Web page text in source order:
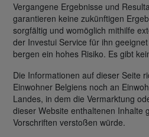
Vergangene Ergebnisse und
garantieren keine zukünftigen
sorgfältig und womöglich mithilfe
der Investui Service für ihn
bergen ein hohes Risiko. Es gibt
Die Informationen auf dieser Seite
Einwohner Belgiens noch an
Landes, in dem die Vermarktung
dieser Website enthaltenen Inhalte
Vorschriften verstoßen würde.